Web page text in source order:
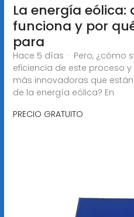
La energía eólica:
funciona y por
para
Hace 5 días · Pero, ¿cómo
eficiencia de este proceso
más innovadoras que
de la energía eólica? En
PRECIO GRATUITO